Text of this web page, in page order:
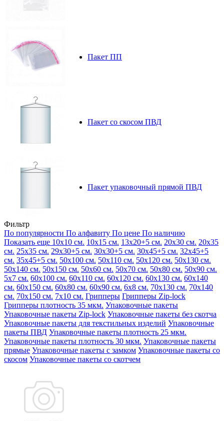
Пакет ПП
Пакет со скосом ПВД
Пакет упаковочный прямой ПВД
Фильтр
По популярности По алфавиту По цене По наличию
Показать еще 10х10 см. 10х15 см. 13х20+5 см. 20х30 см. 20х35
см. 25х35 см. 29х30+5 см. 30х30+5 см. 30х45+5 см. 32х45+5
см. 35х45+5 см. 50х100 см. 50х110 см. 50х120 см. 50х130 см.
50х140 см. 50х150 см. 50х60 см. 50х70 см. 50х80 см. 50х90 см.
5х7 см. 60х100 см. 60х110 см. 60х120 см. 60х130 см. 60х140
см. 60х150 см. 60х80 см. 60х90 см. 6х8 см. 70х130 см. 70х140
см. 70х150 см. 7х10 см. Грипперы Грипперы Zip-lock
Грипперы плотность 35 мкм. Упаковочные пакеты
Упаковочные пакеты Zip-lock Упаковочные пакеты без скотча
Упаковочные пакеты для текстильных изделий Упаковочные
пакеты ПВД Упаковочные пакеты плотность 25 мкм.
Упаковочные пакеты плотность 30 мкм. Упаковочные пакеты
прямые Упаковочные пакеты с замком Упаковочные пакеты со
скосом Упаковочные пакеты со скотчем